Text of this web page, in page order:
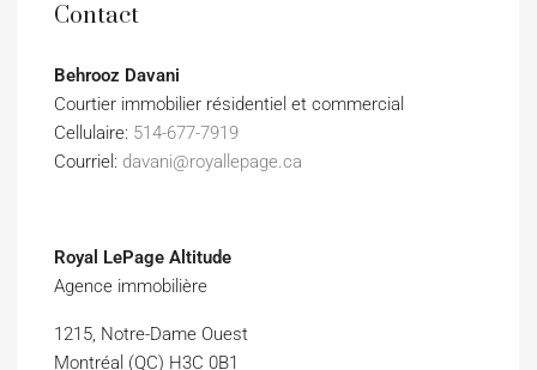
Contact
Behrooz Davani
Courtier immobilier résidentiel et commercial
Cellulaire: 514-677-7919
Courriel: davani@royallepage.ca
Royal LePage Altitude
Agence immobilière
1215, Notre-Dame Ouest
Montréal (QC) H3C 0B1